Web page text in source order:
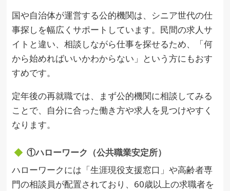
国や自治体が運営する公的機関は、シニア世代の仕
事探しを幅広くサポートしています。民間の求人サ
イトと違い、相談しながら仕事を探せるため、「何
から始めればいいかわからない」という方にもおす
すめです。
定年後の再就職では、まず公的機関に相談してみる
ことで、自分に合った働き方や求人を見つけやすく
なります。
①ハローワーク（公共職業安定所）
ハローワークには「生涯現役支援窓口」や高齢者専
門の相談員が配置されており、60歳以上の求職者を